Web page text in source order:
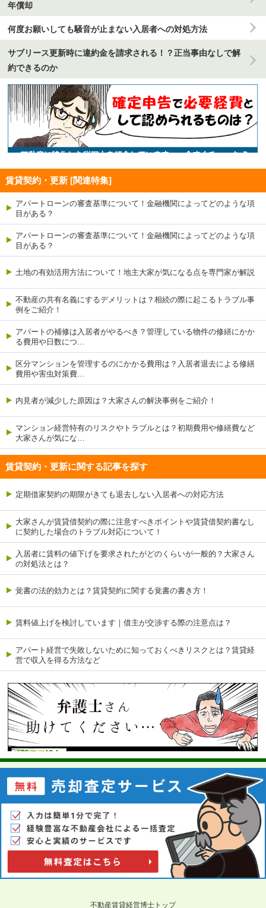
年償却
何度お願いしても騒音が止まない入居者への対処方法
サブリース更新時に違約金を請求される！？正当事由なしで解
約できるのか
賃貸契約・更新 [関連特集]
アパートローンの審査基準について！金融機関によってどのような項
目がある？
アパートローンの審査基準について！金融機関によってどのような項
目がある？
土地の有効活用方法について！地主大家が気になる点を専門家が解説
不動産の共有名義にするデメリットは？相続の際に起こるトラブル事
例をご紹介！
アパートの補修は入居者がやるべき？管理している物件の修繕にかか
る費用や日数につ…
区分マンションを管理するのにかかる費用は？入居者退去による修繕
費用や害虫対策費…
内見者が減少した原因は？大家さんの解決事例をご紹介！
マンション経営特有のリスクやトラブルとは？初期費用や修繕費など
大家さんが気にな…
賃貸契約・更新に関する記事を探す
定期借家契約の期限がきても退去しない入居者への対応方法
大家さんが賃貸借契約の際に注意すべきポイントや賃貸借契約書なし
に契約した場合のトラブル対応について！
入居者に賃料の値下げを要求されたがどのくらいが一般的？大家さん
の対処法とは？
覚書の法的効力とは？賃貸契約に関する覚書の書き方！
賃料値上げを検討しています｜借主が交渉する際の注意点は？
アパート経営で失敗しないために知っておくべきリスクとは？賃貸経
営で収入を得る方法など
不動産賃貸経営博士トップ